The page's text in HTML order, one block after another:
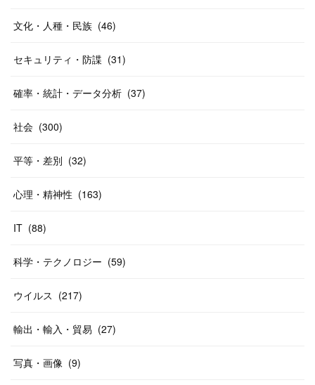
文化・人種・民族 (46)
セキュリティ・防諜 (31)
確率・統計・データ分析 (37)
社会 (300)
平等・差別 (32)
心理・精神性 (163)
IT (88)
科学・テクノロジー (59)
ウイルス (217)
輸出・輸入・貿易 (27)
写真・画像 (9)